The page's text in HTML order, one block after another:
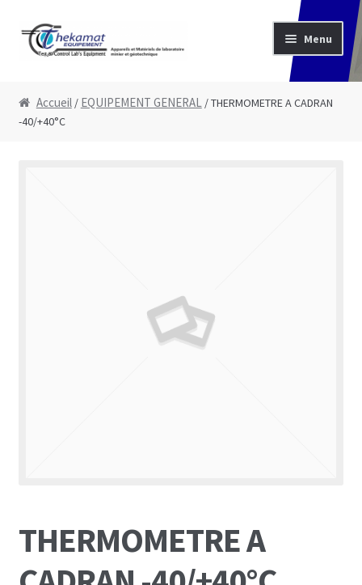
Aller à la navigation
Aller au contenu
Menu
Boutique
Accueil/ EQUIPEMENT GENERAL/ THERMOMETRE A CADRAN
-40/+40°C
THERMOMETRE A